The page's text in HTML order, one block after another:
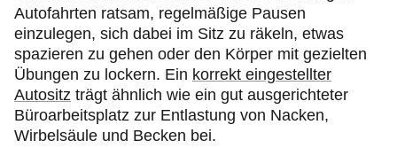
Autofahrten ratsam, regelmäßige Pausen
einzulegen, sich dabei im Sitz zu räkeln, etwas
spazieren zu gehen oder den Körper mit gezielten
Übungen zu lockern. Ein korrekt eingestellter
Autositz trägt ähnlich wie ein gut ausgerichteter
Büroarbeitsplatz zur Entlastung von Nacken,
Wirbelsäule und Becken bei.